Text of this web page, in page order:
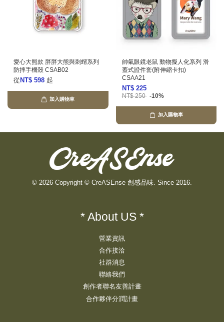
愛心大熊款 胖胖大熊與刺蝟系列
防摔手機殼 CSAB02
從 NT$ 598 起
加入購物車
帥氣眼鏡老鼠 動物擬人化系列 滑
蓋式證件套(附伸縮卡扣)
CSAA21
NT$ 225
NT$ 250 -10%
加入購物車
© 2026 Copyright © CreASEnse 創感品味. Since 2016.
* About US *
營業資訊
合作接洽
社群消息
聯絡我們
創作者聯名友善計畫
合作夥伴分潤計畫